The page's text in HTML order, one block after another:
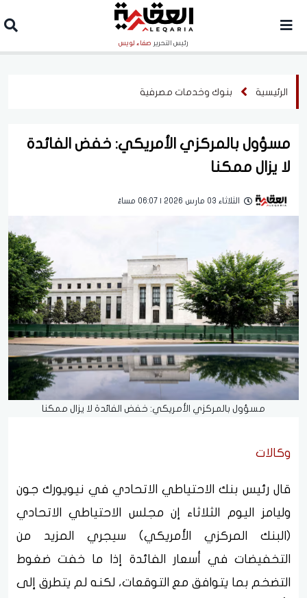
رئيس التحرير صفاء لويس
الرئيسية بنوك وخدمات مصرفية
مسؤول بالمركزي الأمريكي: خفض الفائدة
لا يزال ممكنا
الثلاثاء 03 مارس 2026 | 06:07 مساءً
مسؤول بالمركزي الأمريكي: خفض الفائدة لا يزال ممكنا
وكالات
قال رئيس بنك الاحتياطي الاتحادي في نيويورك جون
وليامز اليوم الثلاثاء إن مجلس الاحتياطي الاتحادي
(البنك المركزي الأمريكي) سيجري المزيد من
التخفيضات في أسعار الفائدة إذا ما خفت ضغوط
التضخم بما يتوافق مع التوقعات، لكنه لم يتطرق إلى